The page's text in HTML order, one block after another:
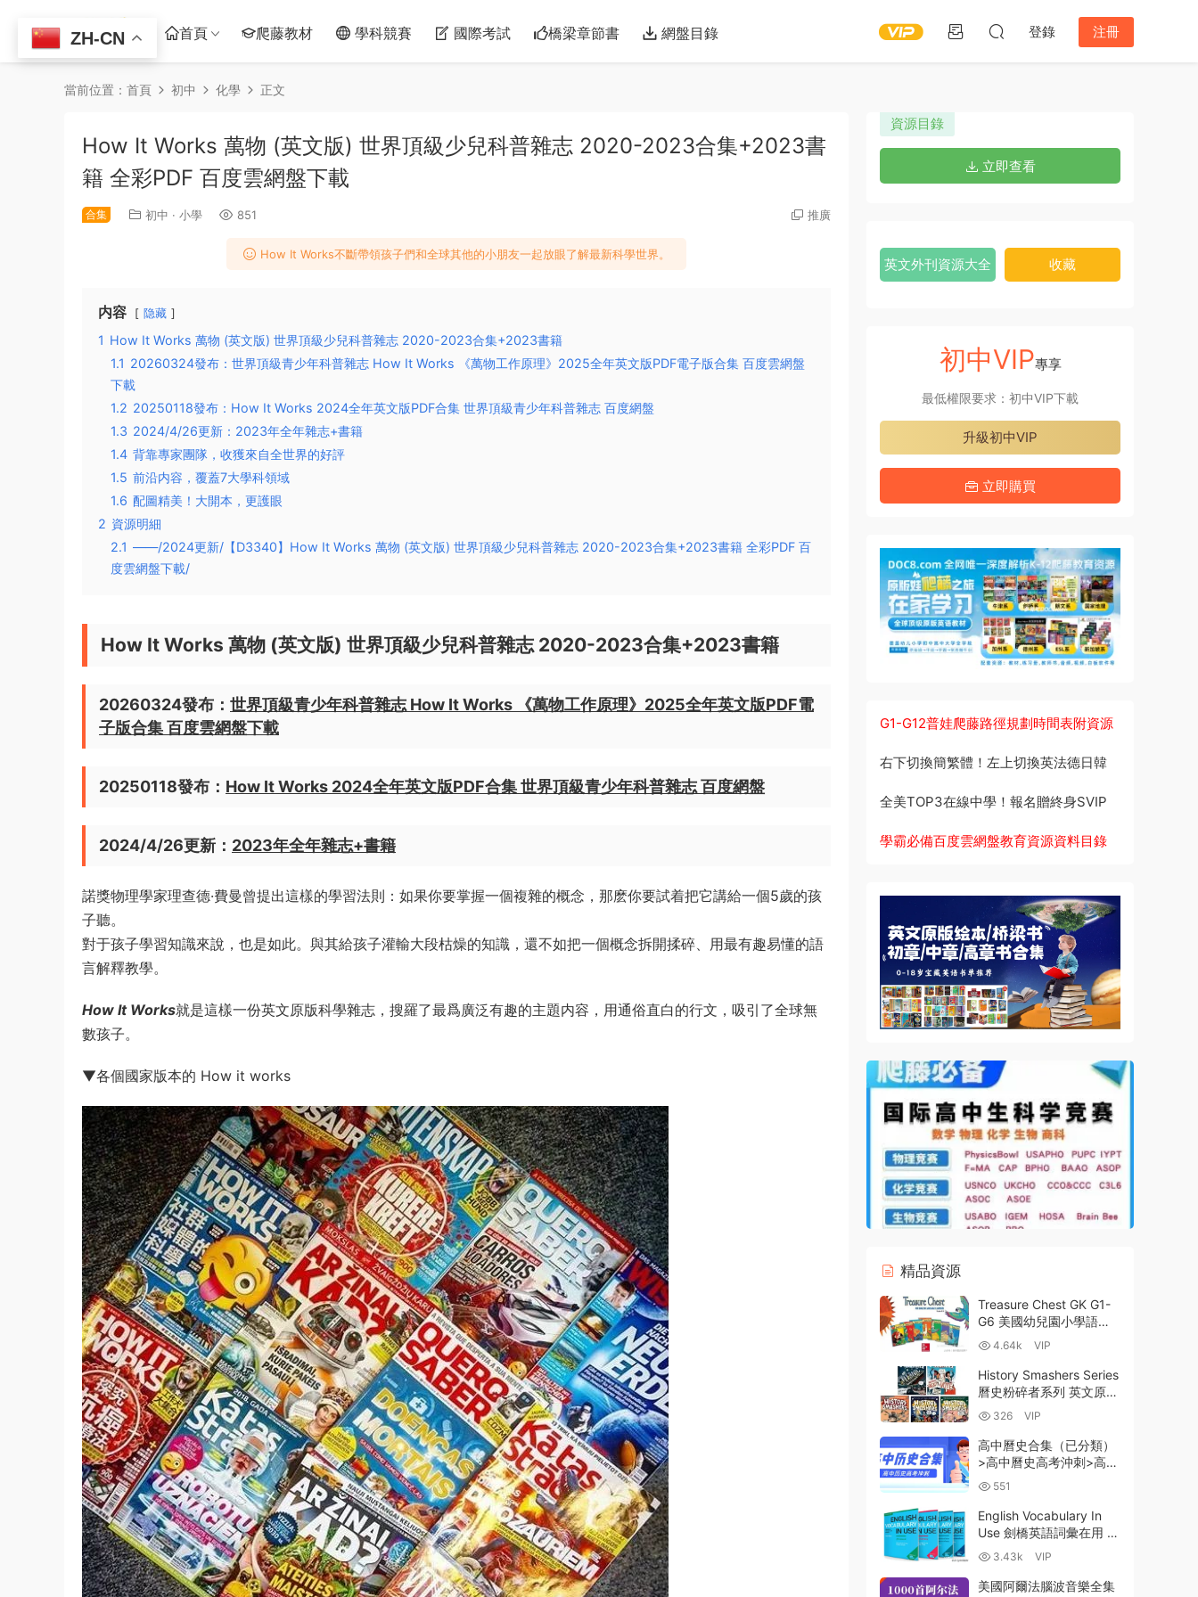
首頁 爬藤教材 學科競賽 國際考試 橋梁章節書 網盤目錄 登錄 注冊
當前位置： 首頁 初中 化學 正文
How It Works 萬物 (英文版) 世界頂級少兒科普雜志 2020-2023合集+2023書
籍 全彩PDF 百度雲網盤下載
合集 初中 · 小學 851 推廣
How It Works不斷帶領孩子們和全球其他的小朋友一起放眼了解最新科學世界。
内容 隐藏
1 How It Works 萬物 (英文版) 世界頂級少兒科普雜志 2020-2023合集+2023書籍
1.1 20260324發布：世界頂級青少年科普雜志 How It Works 《萬物工作原理》2025全年英文版PDF電子版合集 百度雲網盤
下載
1.2 20250118發布：How It Works 2024全年英文版PDF合集 世界頂級青少年科普雜志 百度網盤
1.3 2024/4/26更新：2023年全年雜志+書籍
1.4 背靠專家團隊，收獲來自全世界的好評
1.5 前沿内容，覆蓋7大學科領域
1.6 配圖精美！大開本，更護眼
2 資源明細
2.1 ——/2024更新/【D3340】How It Works 萬物 (英文版) 世界頂級少兒科普雜志 2020-2023合集+2023書籍 全彩PDF 百
度雲網盤下載/
How It Works 萬物 (英文版) 世界頂級少兒科普雜志 2020-2023合集+2023書籍
20260324發布： 世界頂級青少年科普雜志 How It Works 《萬物工作原理》2025全年英文版PDF電
子版合集 百度雲網盤下載
20250118發布： How It Works 2024全年英文版PDF合集 世界頂級青少年科普雜志 百度網盤
2024/4/26更新： 2023年全年雜志+書籍
諾獎物理學家理查德·費曼曾提出這樣的學習法則：如果你要掌握一個複雜的概念，那麽你要試着把它講給一個5歲的孩
子聽。
對于孩子學習知識來說，也是如此。與其給孩子灌輸大段枯燥的知識，還不如把一個概念拆開揉碎、用最有趣易懂的語
言解釋教學。
How It Works就是這樣一份英文原版科學雜志，搜羅了最爲廣泛有趣的主題内容，用通俗直白的行文，吸引了全球無
數孩子。
▼各個國家版本的 How it works
資源目錄
立即查看
英文外刊資源大全 收藏
初中VIP專享
最低權限要求：初中VIP下載
升級初中VIP
立即購買
G1-G12普娃爬藤路徑規劃時間表附資源
右下切換簡繁體！左上切換英法德日韓
全美TOP3在線中學！報名贈終身SVIP
學霸必備百度雲網盤教育資源資料目錄
精品資源
Treasure Chest GK G1-
G6 美國幼兒園小學語文
ELL教材 全彩PDF 教師書
練習冊 MP3音頻 百度網
盤下載-15.69GB
4.64k VIP
History Smashers Series
曆史粉碎者系列 英文原版
EPUB+MOBI電子書+配套
MP3音頻
326 VIP
高中曆史合集（已分類）
>高中曆史高考沖刺>高考
複習+真題試卷 百度雲網
盤下載
551
English Vocabulary In
Use 劍橋英語詞彙在用 全
球暢銷詞彙聖經 高清PDF
百度網盤-183MB
3.43k VIP
美國阿爾法腦波音樂全集
ZH-CN